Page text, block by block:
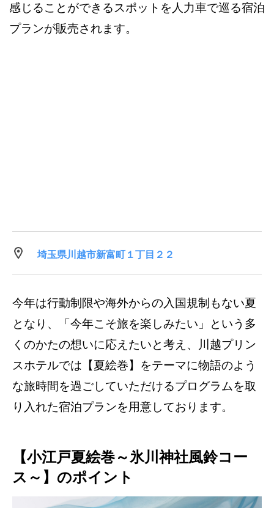
感じることができるスポットを人力車で巡る宿泊
プランが販売されます。
埼玉県川越市新富町１丁目２２
今年は行動制限や海外からの入国規制もない夏
となり、「今年こそ旅を楽しみたい」という多
くのかたの想いに応えたいと考え、川越プリン
スホテルでは【夏絵巻】をテーマに物語のよう
な旅時間を過ごしていただけるプログラムを取
り入れた宿泊プランを用意しております。
【小江戸夏絵巻～氷川神社風鈴コー
ス～】のポイント